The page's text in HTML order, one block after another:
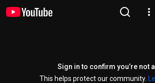
Sign in to confirm you’re not
This helps protect our community.